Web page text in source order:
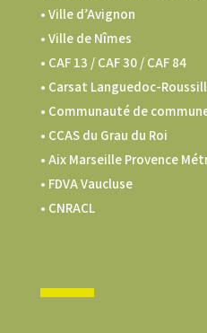
• Ville d’Avignon
• Ville de Nîmes
• CAF 13 / CAF 30 / CAF 84
• Carsat Languedoc-
• Communauté de
• CCAS du Grau du Roi
• Aix Marseille Provence
• FDVA Vaucluse
• CNRACL